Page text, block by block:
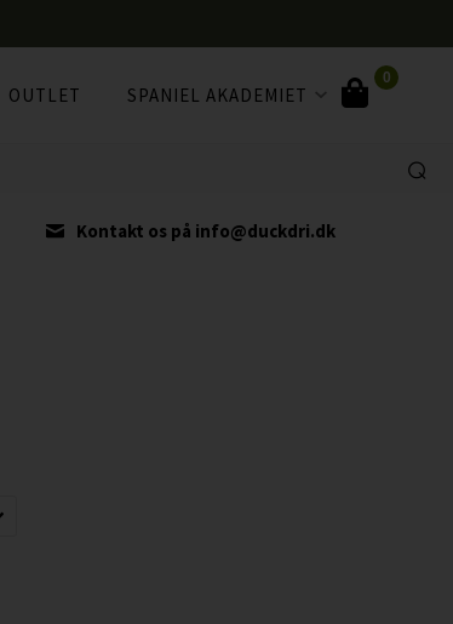
OUTLET SPANIEL AKADEMIET
0
Kontakt os på info@duckdri.dk